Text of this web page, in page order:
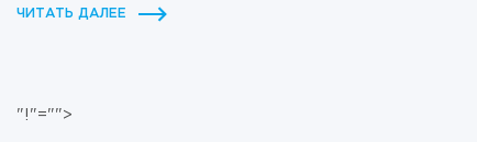
ЧИТАТЬ ДАЛЕЕ
"!"="">